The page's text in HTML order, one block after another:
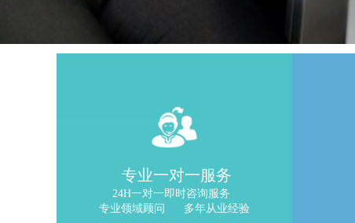
专业一对一服务
24H一对一即时咨询服务
专业领域顾问 多年从业经验